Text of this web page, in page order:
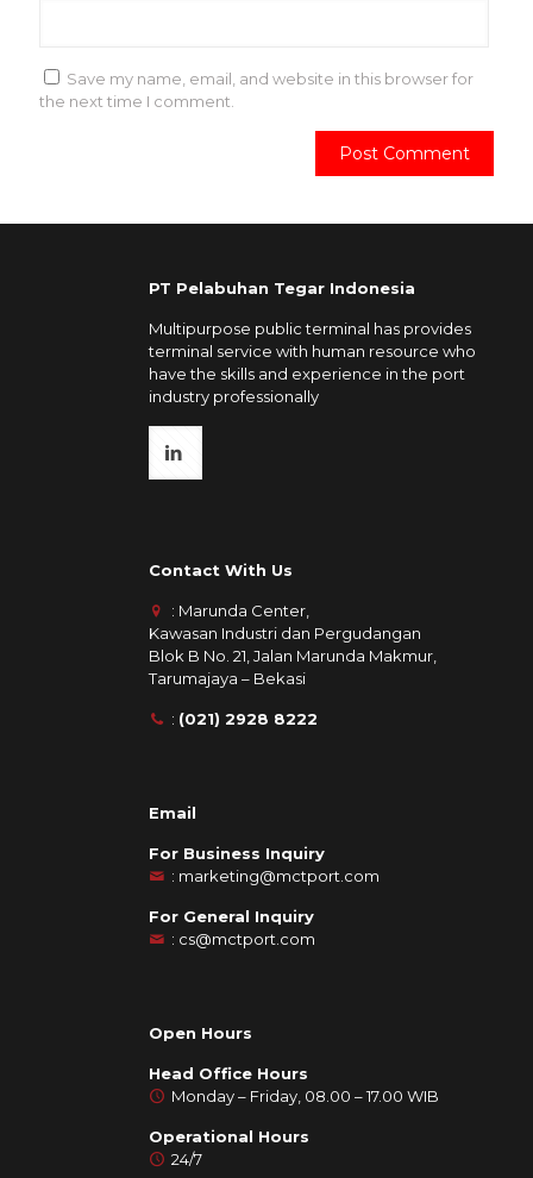
Save my name, email, and website in this browser for
the next time I comment.
PT Pelabuhan Tegar Indonesia
Multipurpose public terminal has provides
terminal service with human resource who
have the skills and experience in the port
industry professionally
Contact With Us
: Marunda Center,
Kawasan Industri dan Pergudangan
Blok B No. 21, Jalan Marunda Makmur,
Tarumajaya – Bekasi
: (021) 2928 8222
Email
For Business Inquiry
: marketing@mctport.com
For General Inquiry
: cs@mctport.com
Open Hours
Head Office Hours
Monday – Friday, 08.00 – 17.00 WIB
Operational Hours
24/7